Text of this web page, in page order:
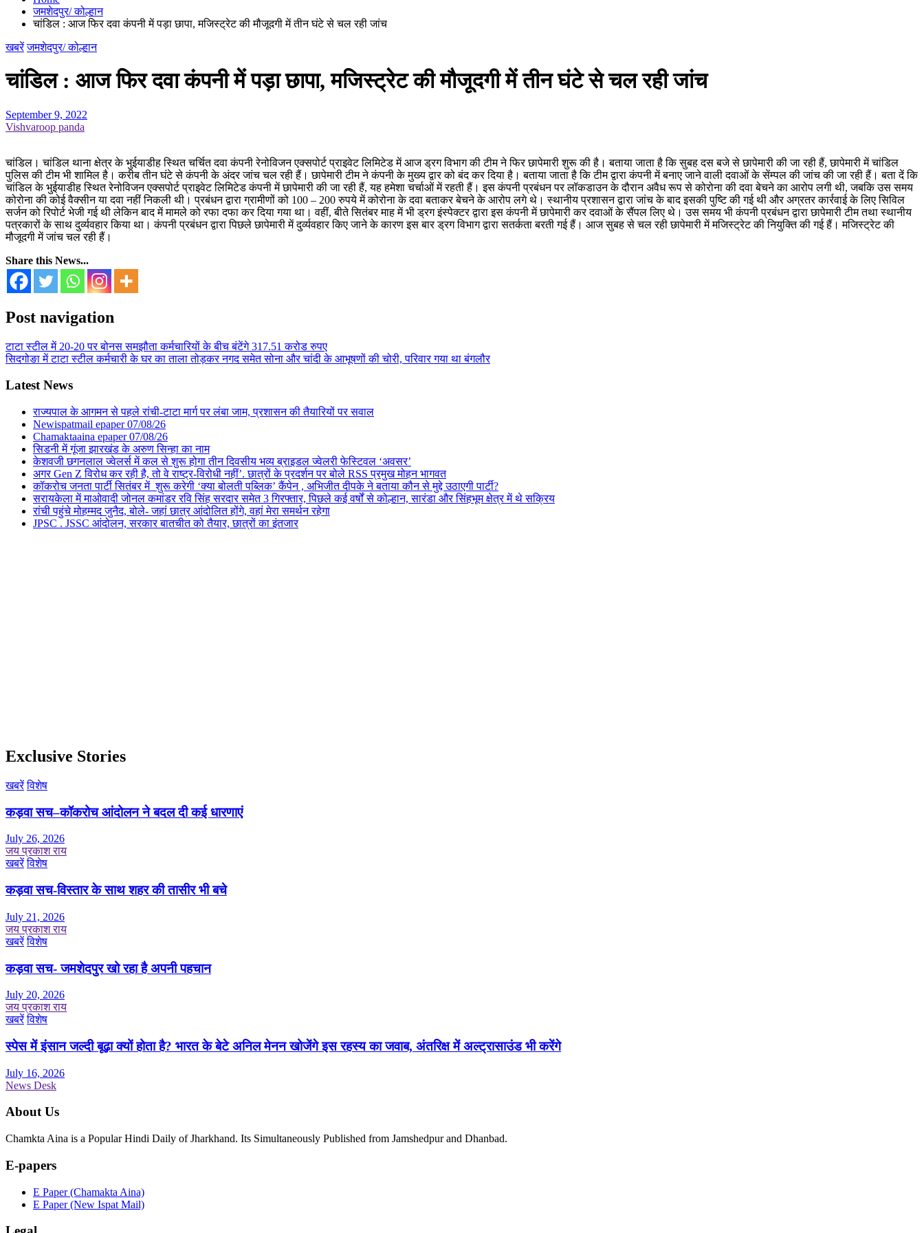
जमशेदपुर/ कोल्हान
चांडिल : आज फिर दवा कंपनी में पड़ा छापा, मजिस्ट्रेट की मौजूदगी में तीन घंटे से चल रही जांच
खबरें जमशेदपुर/ कोल्हान
चांडिल : आज फिर दवा कंपनी में पड़ा छापा, मजिस्ट्रेट की मौजूदगी में तीन घंटे से चल रही जांच
September 9, 2022
Vishvaroop panda
चांडिल। चांडिल थाना क्षेत्र के भुईयाडीह स्थित चर्चित दवा कंपनी रेनोविजन एक्सपोर्ट प्राइवेट लिमिटेड में आज ड्रग विभाग की टीम ने फिर छापेमारी शुरू की है। बताया जाता है कि सुबह दस बजे से छापेमारी की जा रही हैं, छापेमारी में चांडिल
पुलिस की टीम भी शामिल है। करीब तीन घंटे से कंपनी के अंदर जांच चल रही हैं। छापेमारी टीम ने कंपनी के मुख्य द्वार को बंद कर दिया है। बताया जाता है कि टीम द्वारा कंपनी में बनाए जाने वाली दवाओं के सेंम्पल की जांच की जा रही हैं। बता दें कि
चांडिल के भुईयाडीह स्थित रेनोविजन एक्सपोर्ट प्राइवेट लिमिटेड कंपनी में छापेमारी की जा रही हैं, यह हमेशा चर्चाओं में रहती हैं। इस कंपनी प्रबंधन पर लॉकडाउन के दौरान अवैध रूप से कोरोना की दवा बेचने का आरोप लगी थी, जबकि उस समय
कोरोना की कोई वैक्सीन या दवा नहीं निकली थी। प्रबंधन द्वारा ग्रामीणों को 100 – 200 रुपये में कोरोना के दवा बताकर बेचने के आरोप लगे थे। स्थानीय प्रशासन द्वारा जांच के बाद इसकी पुष्टि की गई थी और अग्रतर कार्रवाई के लिए सिविल
सर्जन को रिपोर्ट भेजी गई थी लेकिन बाद में मामले को रफा दफा कर दिया गया था। वहीं, बीते सितंबर माह में भी ड्रग इंस्पेक्टर द्वारा इस कंपनी में छापेमारी कर दवाओं के सैंपल लिए थे। उस समय भी कंपनी प्रबंधन द्वारा छापेमारी टीम तथा स्थानीय
पत्रकारों के साथ दुर्व्यवहार किया था। कंपनी प्रबंधन द्वारा पिछले छापेमारी में दुर्व्यवहार किए जाने के कारण इस बार ड्रग विभाग द्वारा सतर्कता बरती गई हैं। आज सुबह से चल रही छापेमारी में मजिस्ट्रेट की नियुक्ति की गई हैं। मजिस्ट्रेट की
मौजूदगी में जांच चल रही हैं।
Share this News...
Post navigation
टाटा स्टील में 20-20 पर बोनस समझौता कर्मचारियों के बीच बंटेंगे 317.51 करोड रुपए
सिदगोङा में टाटा स्टील कर्मचारी के घर का ताला तोड़कर नगद समेत सोना और चांदी के आभूषणों की चोरी, परिवार गया था बंगलौर
Latest News
राज्यपाल के आगमन से पहले रांची-टाटा मार्ग पर लंबा जाम, प्रशासन की तैयारियों पर सवाल
Newispatmail epaper 07/08/26
Chamaktaaina epaper 07/08/26
सिडनी में गूंजा झारखंड के अरुण सिन्हा का नाम
केशवजी छगनलाल ज्वेलर्स में कल से शुरू होगा तीन दिवसीय भव्य ब्राइडल ज्वेलरी फेस्टिवल ‘अवसर’
अगर Gen Z विरोध कर रही है, तो वे राष्ट्र-विरोधी नहीं’. छात्रों के प्रदर्शन पर बोले RSS प्रमुख मोहन भागवत
कॉकरोच जनता पार्टी सितंबर में शुरू करेगी ‘क्या बोलती पब्लिक’ कैंपेन , अभिजीत दीपके ने बताया कौन से मुद्दे उठाएगी पार्टी?
सरायकेला में माओवादी जोनल कमांडर रवि सिंह सरदार समेत 3 गिरफ्तार, पिछले कई वर्षों से कोल्हान, सारंडा और सिंहभूम क्षेत्र में थे सक्रिय
रांची पहुंचे मोहम्मद जुनैद, बोले- जहां छात्र आंदोलित होंगे, वहां मेरा समर्थन रहेगा
JPSC . JSSC आंदोलन, सरकार बातचीत को तैयार, छात्रों का इंतजार
Exclusive Stories
खबरें विशेष
कड़वा सच–कॉकरोच आंदोलन ने बदल दी कई धारणाएं
July 26, 2026
जय प्रकाश राय
खबरें विशेष
कड़वा सच-विस्तार के साथ शहर की तासीर भी बचे
July 21, 2026
जय प्रकाश राय
खबरें विशेष
कड़वा सच- जमशेदपुर खो रहा है अपनी पहचान
July 20, 2026
जय प्रकाश राय
खबरें विशेष
स्पेस में इंसान जल्दी बूढ़ा क्यों होता है? भारत के बेटे अनिल मेनन खोजेंगे इस रहस्य का जवाब, अंतरिक्ष में अल्ट्रासाउंड भी करेंगे
July 16, 2026
News Desk
About Us
Chamkta Aina is a Popular Hindi Daily of Jharkhand. Its Simultaneously Published from Jamshedpur and Dhanbad.
E-papers
E Paper (Chamakta Aina)
E Paper (New Ispat Mail)